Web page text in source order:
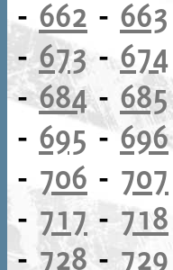
- 662 - 663
-673-674
-684- 685
- 695-696
- 706 - 707
- 717 -718
-728- 729